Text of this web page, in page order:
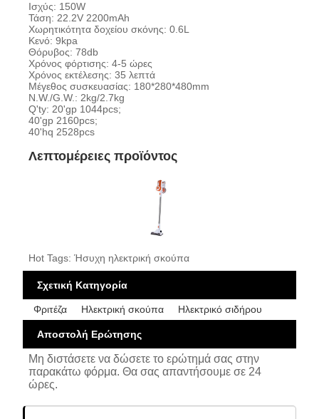
Ισχύς: 150W
Τάση: 22.2V 2200mAh
Χωρητικότητα δοχείου σκόνης: 0.6L
Κενό: 9kpa
Θόρυβος: 78db
Χρόνος φόρτισης: 4-5 ώρες
Χρόνος εκτέλεσης: 35 λεπτά
Μέγεθος συσκευασίας: 180*280*480mm
N.W./G.W.: 2kg/2.7kg
Q'ty: 20'gp 1044pcs;
40'gp 2160pcs;
40'hq 2528pcs
Λεπτομέρειες προϊόντος
Hot Tags: Ήσυχη ηλεκτρική σκούπα
Σχετική Κατηγορία
Φριτέζα Ηλεκτρική σκούπα Ηλεκτρικό σιδήρου
Αποστολή Ερώτησης
Μη διστάσετε να δώσετε το ερώτημά σας στην
παρακάτω φόρμα. Θα σας απαντήσουμε σε 24
ώρες.